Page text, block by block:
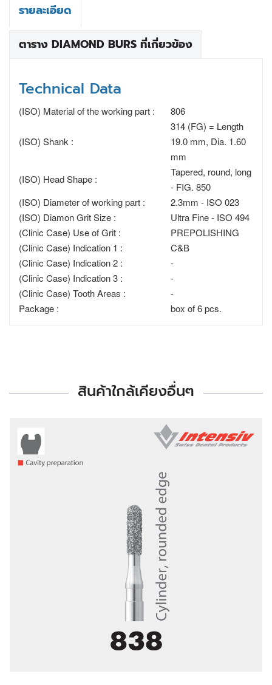
รายละเอียด
ตาราง DIAMOND BURS ที่เกี่ยวข้อง
Technical Data
(ISO) Material of the working part : 806
(ISO) Shank :
314 (FG) = Length
19.0 mm, Dia. 1.60
mm
(ISO) Head Shape :
Tapered, round, long
- FIG. 850
(ISO) Diameter of working part :
2.3mm - ISO 023
(ISO) Diamon Grit Size :
Ultra Fine - ISO 494
(Clinic Case) Use of Grit :
PREPOLISHING
(Clinic Case) Indication 1 :
C&B
(Clinic Case) Indication 2 :
-
(Clinic Case) Indication 3 :
-
(Clinic Case) Tooth Areas :
-
Package :
box of 6 pcs.
สินค้าใกล้เคียงอื่นๆ